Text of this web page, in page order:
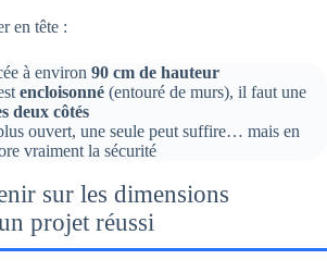
en tête :
à environ 90 cm de hauteur
encloisonné (entouré de murs), il faut une
deux côtés
ouvert, une seule peut suffire… mais en
vraiment la sécurité
sur les dimensions
projet réussi